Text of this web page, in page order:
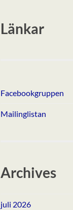
Länkar
Facebookgruppen
Mailinglistan
Archives
juli 2026